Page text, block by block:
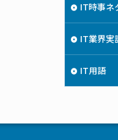
IT時事ネ
IT業界実
IT用語